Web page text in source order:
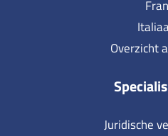
Overzicht
Juridische